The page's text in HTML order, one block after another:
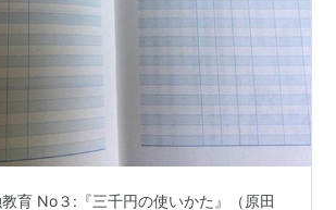
育 No３:『三千円の使いかた』（原田